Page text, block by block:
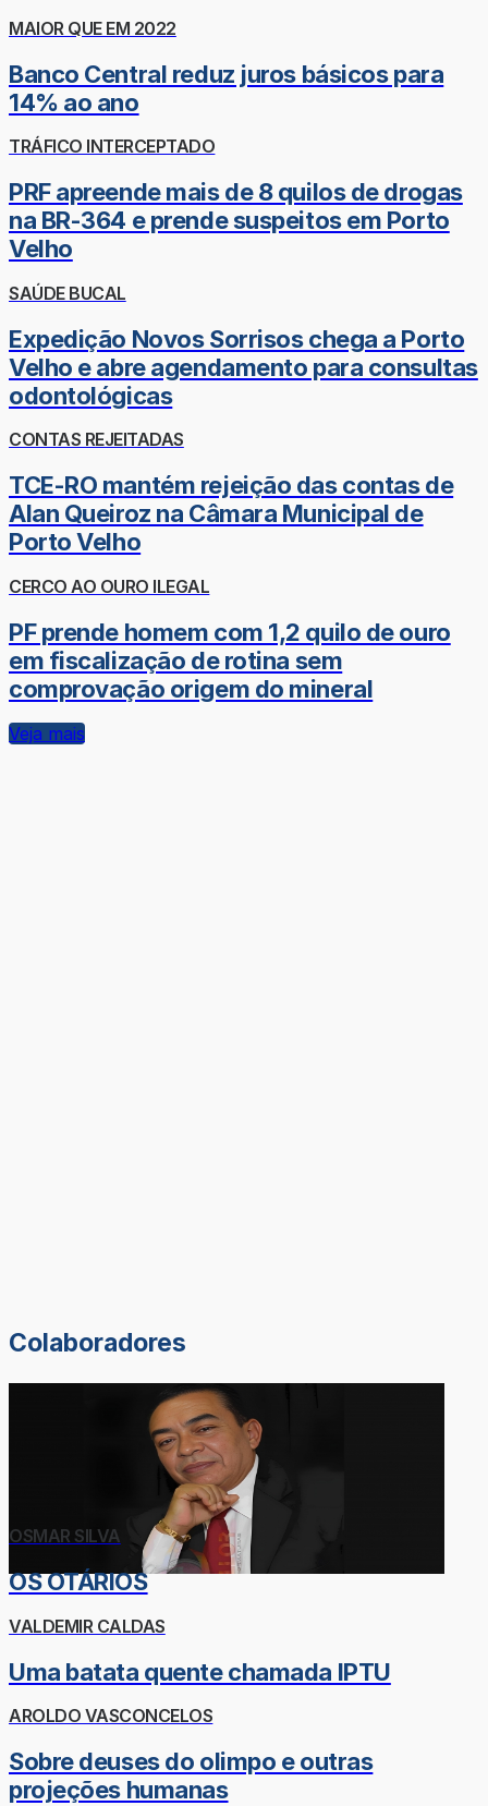
MAIOR QUE EM 2022
Banco Central reduz juros básicos para
14% ao ano
TRÁFICO INTERCEPTADO
PRF apreende mais de 8 quilos de drogas
na BR-364 e prende suspeitos em Porto
Velho
SAÚDE BUCAL
Expedição Novos Sorrisos chega a Porto
Velho e abre agendamento para consultas
odontológicas
CONTAS REJEITADAS
TCE-RO mantém rejeição das contas de
Alan Queiroz na Câmara Municipal de
Porto Velho
CERCO AO OURO ILEGAL
PF prende homem com 1,2 quilo de ouro
em fiscalização de rotina sem
comprovação origem do mineral
Veja mais
Colaboradores
OSMAR SILVA
OS OTÁRIOS
VALDEMIR CALDAS
Uma batata quente chamada IPTU
AROLDO VASCONCELOS
Sobre deuses do olimpo e outras
projeções humanas